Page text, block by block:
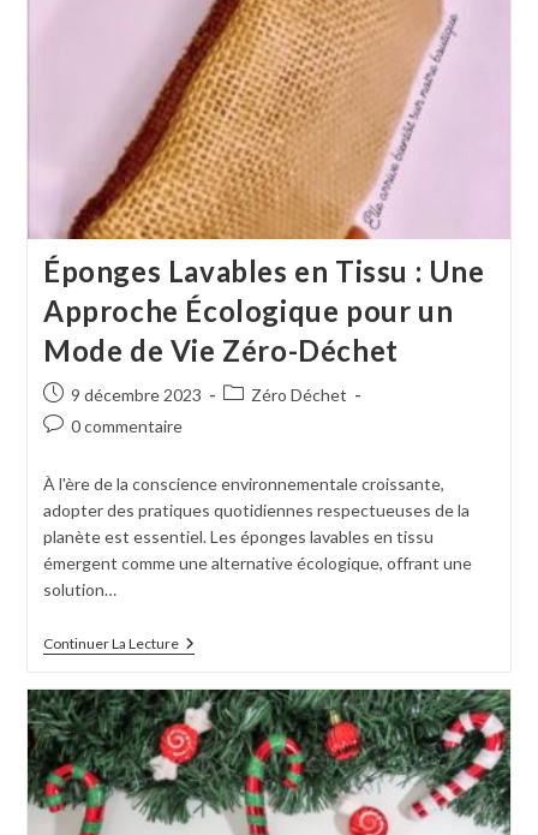
Éponges Lavables en Tissu : Une
Approche Écologique pour un
Mode de Vie Zéro-Déchet
9 décembre 2023
Zéro Déchet
0 commentaire
À l'ère de la conscience environnementale croissante,
adopter des pratiques quotidiennes respectueuses de la
planète est essentiel. Les éponges lavables en tissu
émergent comme une alternative écologique, offrant une
solution…
Continuer La Lecture